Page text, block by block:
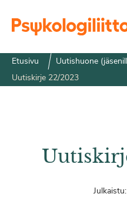
Etusivu Uutishuone
Uutiskirje 22/2023
Julkaistu: